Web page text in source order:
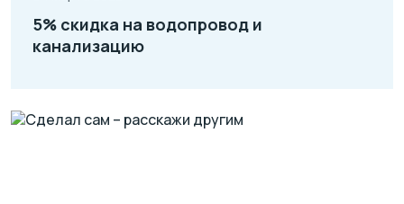
5% скидка на водопровод и
канализацию